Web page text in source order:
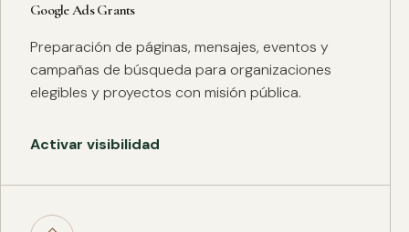
Google Ads Grants
Preparación de páginas, mensajes, eventos y
campañas de búsqueda para organizaciones
elegibles y proyectos con misión pública.
Activar visibilidad